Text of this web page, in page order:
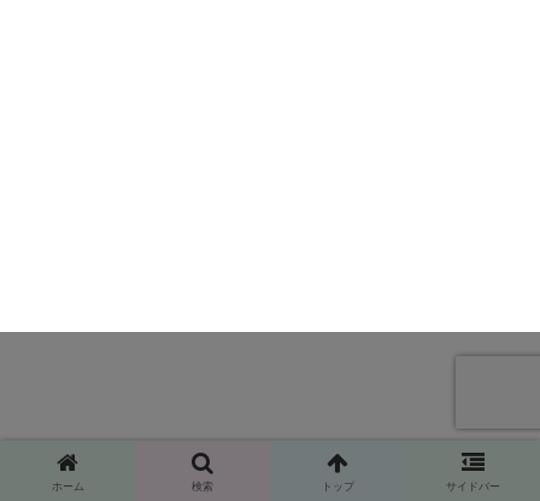
ホーム 検索 トップ サイドバー